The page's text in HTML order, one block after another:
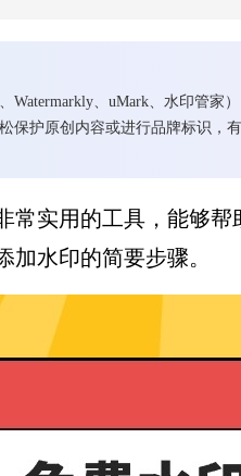
、uMark、水印管家
护原创内容或进行品牌标识，
常实用的工具，能够
水印的简要步骤。